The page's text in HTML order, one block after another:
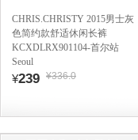
CHRIS.CHRISTY 2015男士灰
色简约款舒适休闲长裤
KCXDLRX901104-首尔站
Seoul
¥239 ¥336.0